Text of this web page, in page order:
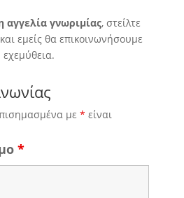
αγγελία γνωριμίας, στείλτε
εμείς θα επικοινωνήσουμε
με * είναι
*